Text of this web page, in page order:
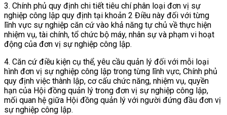
3. Chính phủ quy định chi tiết tiêu chí phân loại đơn vị sự
nghiệp công lập quy định tại khoản 2 Điều này đối với từng
lĩnh vực sự nghiệp căn cứ vào khả năng tự chủ về thực hiện
nhiệm vụ, tài chính, tổ chức bộ máy, nhân sự và phạm vi hoạt
động của đơn vị sự nghiệp công lập.
4. Căn cứ điều kiện cụ thể, yêu cầu quản lý đối với mỗi loại
hình đơn vị sự nghiệp công lập trong từng lĩnh vực, Chính phủ
quy định việc thành lập, cơ cấu chức năng, nhiệm vụ, quyền
hạn của Hội đồng quản lý trong đơn vị sự nghiệp công lập,
mối quan hệ giữa Hội đồng quản lý với người đứng đầu đơn vị
sự nghiệp công lập.